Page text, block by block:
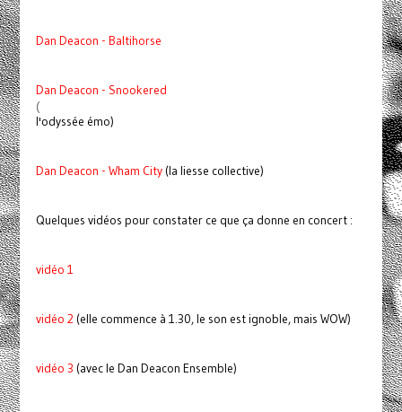
Dan Deacon - Baltihorse
Dan Deacon - Snookered
(
l'odyssée émo)
Dan Deacon - Wham City(la liesse collective)
Quelques vidéos pour constater ce que ça donne en concert :
vidéo 1
vidéo 2(elle commence à 1.30, le son est ignoble, mais WOW)
vidéo 3 (avec le Dan Deacon Ensemble)